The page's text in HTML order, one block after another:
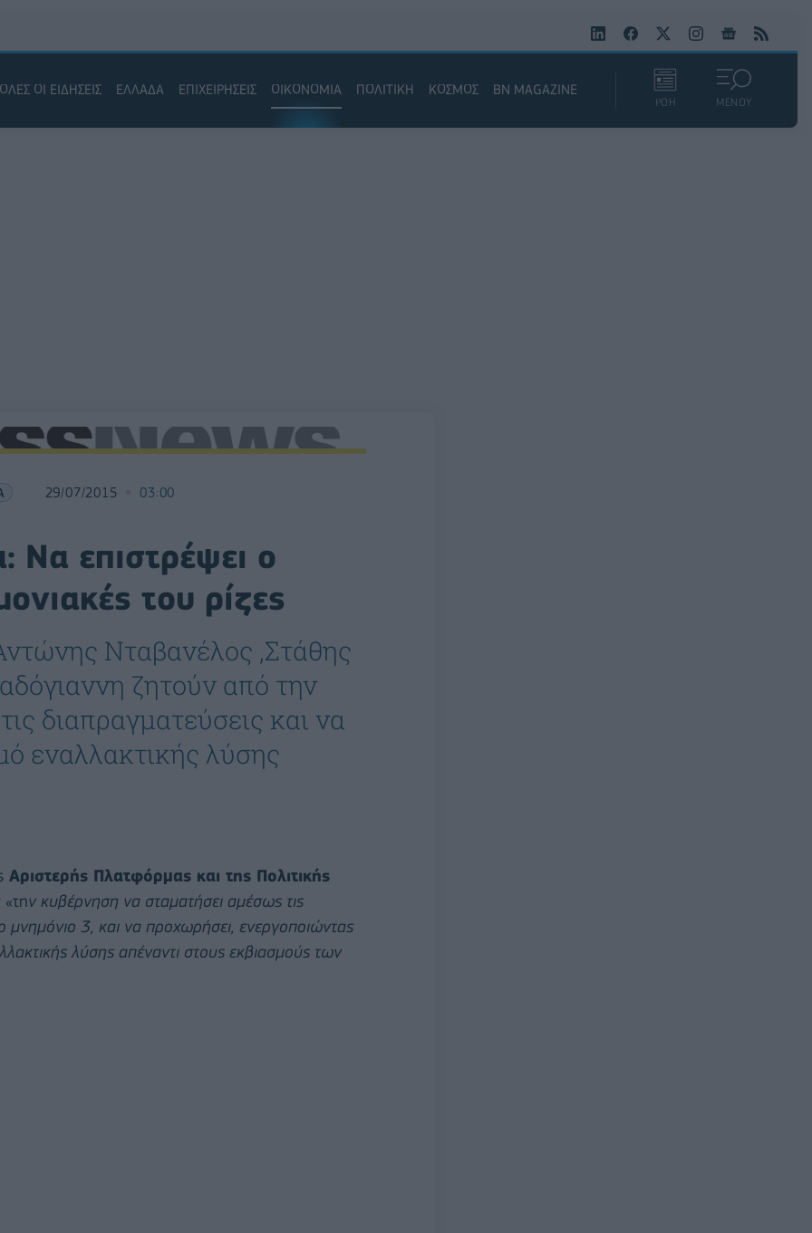
ΟΛΕΣ ΟΙ ΕΙΔΗΣΕΙΣ ΕΛΛΑΔΑ ΕΠΙΧΕΙΡΗΣΕΙΣ ΟΙΚΟΝΟΜΙΑ ΠΟΛΙΤΙΚΗ ΚΟΣΜΟΣ BN MAGAZINE
ΡΟΗ ΜΕΝΟΥ
29/07/2015 03:00
Να επιστρέψει ο
του ρίζες
Νταβανέλος ,Στάθης
ζητούν από την
διαπραγματεύσεις και να
εναλλακτικής λύσης
Αριστερής Πλατφόρμας και της Πολιτικής
ν κυβέρνηση να σταματήσει αμέσως τις
μνημόνιο 3, και να προχωρήσει, ενεργοποιώντας
λύσης απέναντι στους εκβιασμούς των